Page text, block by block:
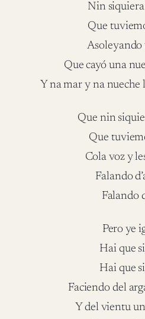
Nin
Que
Asoleyando
Que cayó una
Y na mar y na nueche
Que nin
Que
Cola voz y
Falando
Falando
Pero ye
Hai que
Hai que
Faciendo del
Y del vientu